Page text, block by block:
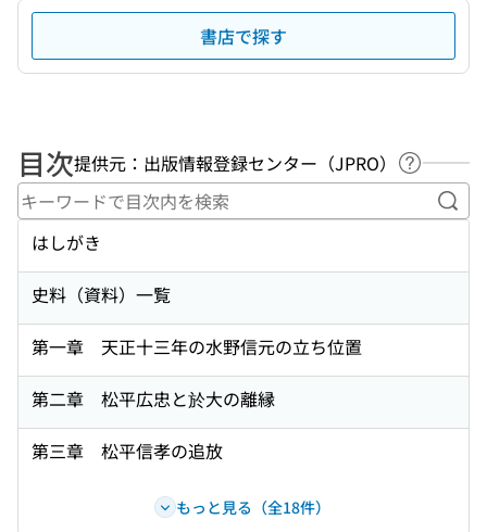
書店で探す
目次提供元：出版情報登録センター（JPRO）
ヘルプペ
キ
はしがき
史料（資料）一覧
第一章 天正十三年の水野信元の立ち位置
第二章 松平広忠と於大の離縁
第三章 松平信孝の追放
もっと見る（全18件）